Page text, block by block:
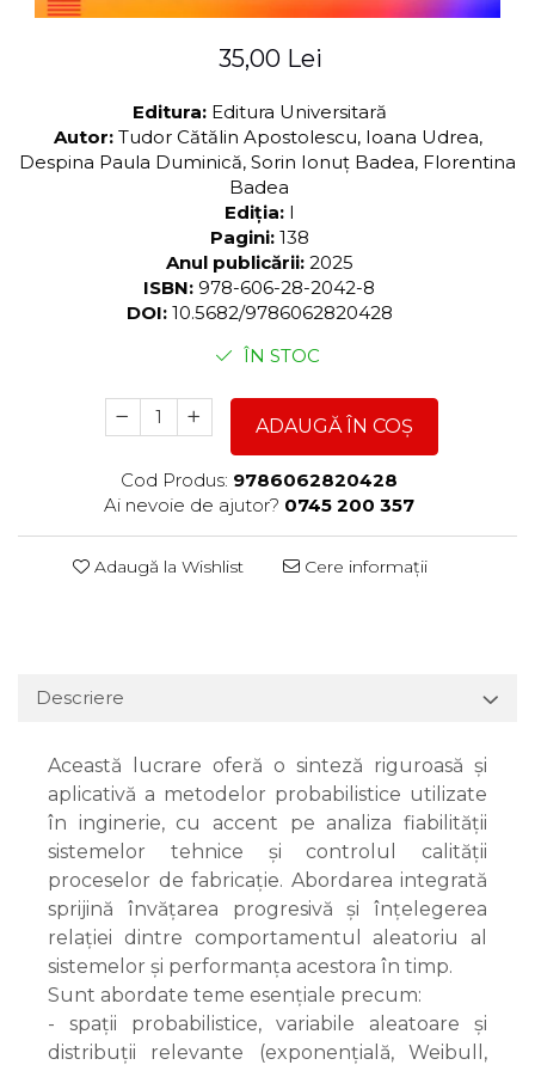
35,00 Lei
Editura: Editura Universitară
Autor: Tudor Cătălin Apostolescu, Ioana Udrea,
Despina Paula Duminică, Sorin Ionuț Badea, Florentina
Badea
Ediția: I
Pagini: 138
Anul publicării: 2025
ISBN: 978-606-28-2042-8
DOI: 10.5682/9786062820428
ÎN STOC
ADAUGĂ ÎN COȘ
Cod Produs: 9786062820428
Ai nevoie de ajutor? 0745 200 357
Adaugă la Wishlist Cere informații
Descriere
Această lucrare oferă o sinteză riguroasă și
aplicativă a metodelor probabilistice utilizate
în inginerie, cu accent pe analiza fiabilității
sistemelor tehnice și controlul calității
proceselor de fabricație. Abordarea integrată
sprijină învățarea progresivă și înțelegerea
relației dintre comportamentul aleatoriu al
sistemelor și performanța acestora în timp.
Sunt abordate teme esențiale precum:
- spații probabilistice, variabile aleatoare și
distribuții relevante (exponențială, Weibull,